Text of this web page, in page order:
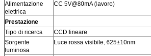
Alimentazione
elettrica
CC 5V@80mA (lavoro)
Prestazione
Tipo di ricerca
CCD lineare
Sorgente
luminosa
Luce rossa visibile, 625±10nm